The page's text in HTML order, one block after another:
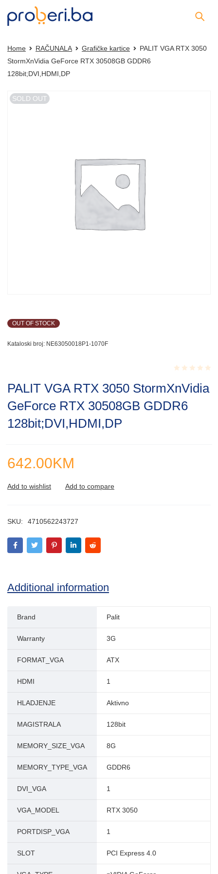
Home RAČUNALA Grafičke kartice
PALIT VGA RTX 3050
StormXnVidia GeForce RTX 30508GB GDDR6
128bit;DVI,HDMI,DP
SOLD OUT
OUT OF STOCK
Kataloski broj: NE63050018P1-1070F
0.001
of
5
PALIT VGA RTX 3050 StormXnVidia
GeForce RTX 30508GB GDDR6
128bit;DVI,HDMI,DP
642.00KM
SKU: 4710562243727
Additional information
Brand Palit
Warranty 3G
FORMAT_VGA ATX
HDMI 1
HLADJENJE Aktivno
MAGISTRALA 128bit
MEMORY_SIZE_VGA 8G
MEMORY_TYPE_VGA GDDR6
DVI_VGA 1
VGA_MODEL RTX 3050
PORTDISP_VGA 1
SLOT PCI Express 4.0